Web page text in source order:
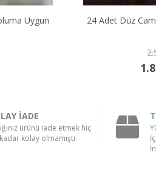
Uygun Buzlu Düz Cam
İADE
ürünü iade etmek hiç
kolay olmamıştı